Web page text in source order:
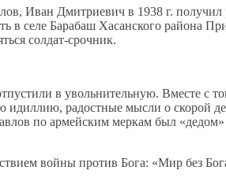
Иван Дмитриевич в 1938 г. получил
в селе Барабаш Хасанского района
солдат-срочник.
в увольнительную. Вместе с
идиллию, радостные мысли о скорой
по армейским меркам был
войны против Бога: «Мир без